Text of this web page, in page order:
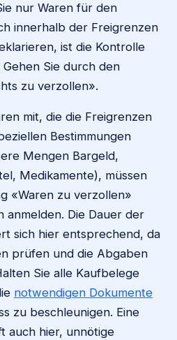
nur Waren für den
innerhalb der Freigrenzen
ist die Kontrolle
Sie durch den
zu verzollen».
mit, die die Freigrenzen
Bestimmungen
Mengen Bargeld,
Medikamente), müssen
«Waren zu verzollen»
anmelden. Die Dauer der
sich hier entsprechend, da
prüfen und die Abgaben
Sie alle Kaufbelege
notwendigen Dokumente
zu beschleunigen. Eine
auch hier, unnötige